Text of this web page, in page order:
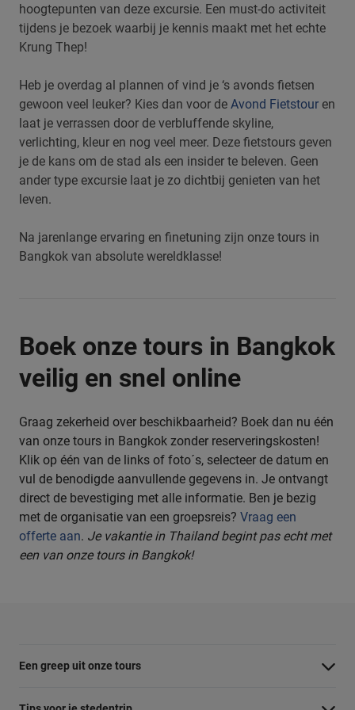
hoogtepunten van deze excursie. Een must-do activiteit
tijdens je bezoek waarbij je kennis maakt met het echte
Krung Thep!
Heb je overdag al plannen of vind je ‘s avonds fietsen
gewoon veel leuker? Kies dan voor de Avond Fietstour en
laat je verrassen door de verbluffende skyline,
verlichting, kleur en nog veel meer. Deze fietstours geven
je de kans om de stad als een insider te beleven. Geen
ander type excursie laat je zo dichtbij genieten van het
leven.
Na jarenlange ervaring en finetuning zijn onze tours in
Bangkok van absolute wereldklasse!
Boek onze tours in Bangkok
veilig en snel online
Graag zekerheid over beschikbaarheid? Boek dan nu één
van onze tours in Bangkok zonder reserveringskosten!
Klik op één van de links of foto´s, selecteer de datum en
vul de benodigde aanvullende gegevens in. Je ontvangt
direct de bevestiging met alle informatie. Ben je bezig
met de organisatie van een groepsreis? Vraag een
offerte aan. Je vakantie in Thailand begint pas echt met
een van onze tours in Bangkok!
Een greep uit onze tours
Barcelona Panorama tour